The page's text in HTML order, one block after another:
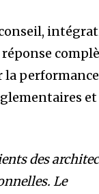
conseil,
la
et
des
Le